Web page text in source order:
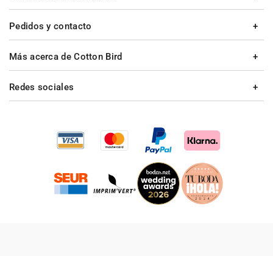
Pedidos y contacto
Más acerca de Cotton Bird
Redes sociales